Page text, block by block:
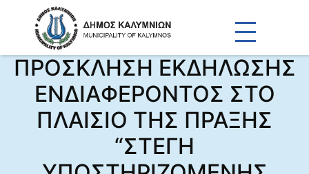
ΠΡΟΣΚΛΗΣΗ ΕΚΔΗΛΩΣΗΣ
ΕΝΔΙΑΦΕΡΟΝΤΟΣ ΣΤΟ
ΠΛΑΙΣΙΟ ΤΗΣ ΠΡΑΞΗΣ
“ΣΤΕΓΗ